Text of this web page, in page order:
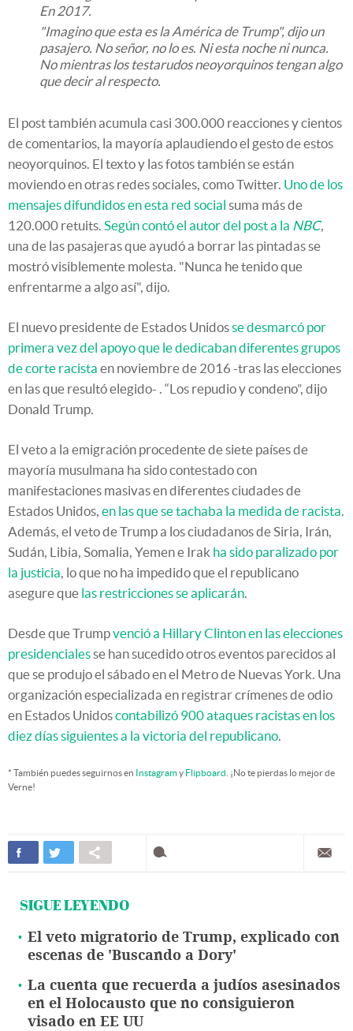
En 2017.
"Imagino que esta es la América de Trump", dijo un
pasajero. No señor, no lo es. Ni esta noche ni nunca.
No mientras los testarudos neoyorquinos tengan algo
que decir al respecto.
El post también acumula casi 300.000 reacciones y cientos
de comentarios, la mayoría aplaudiendo el gesto de estos
neoyorquinos. El texto y las fotos también se están
moviendo en otras redes sociales, como Twitter. Uno de los
mensajes difundidos en esta red social suma más de
120.000 retuits. Según contó el autor del post a la NBC,
una de las pasajeras que ayudó a borrar las pintadas se
mostró visiblemente molesta. "Nunca he tenido que
enfrentarme a algo así", dijo.
El nuevo presidente de Estados Unidosse desmarcó por
primera vez del apoyo que le dedicaban diferentes grupos
de corte racista en noviembre de 2016 -tras las elecciones
en las que resultó elegido- . “Los repudio y condeno”, dijo
Donald Trump.
El veto a la emigración procedente de siete países de
mayoría musulmana ha sido contestado con
manifestaciones masivas en diferentes ciudades de
Estados Unidos, en las que se tachaba la medida de racista.
Además, el veto de Trump a los ciudadanos de Siria, Irán,
Sudán, Libia, Somalia, Yemen e Irak ha sido paralizado por
la justicia, lo que no ha impedido que el republicano
asegure que las restricciones se aplicarán.
Desde que Trumpvenció a Hillary Clinton en las elecciones
presidencialesse han sucedido otros eventos parecidos al
que se produjo el sábado en el Metro de Nuevas York. Una
organización especializada en registrar crímenes de odio
en Estados Unidoscontabilizó 900 ataques racistas en los
diez días siguientes a la victoria del republicano.
* También puedes seguirnos en Instagramy Flipboard . ¡No te pierdas lo mejor de
Verne!
SIGUE LEYENDO
El veto migratorio de Trump, explicado con
escenas de 'Buscando a Dory'
La cuenta que recuerda a judíos asesinados
en el Holocausto que no consiguieron
visado en EE UU